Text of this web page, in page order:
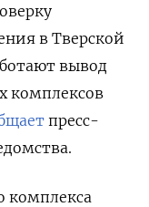
в Тверской
вывод
комплексов
пресс-
комплекса